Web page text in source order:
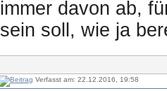
immer davon ab,
sein soll, wie ja
Verfasst am: 22.12.2016, 19:58